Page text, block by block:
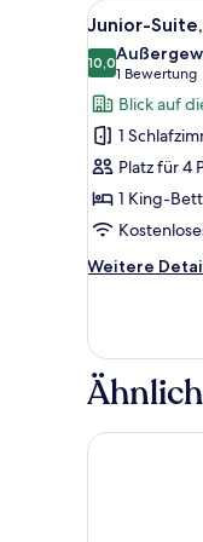
Alle
Fotos
für
Junior-
Suite,
1 King-
Bett
und
Schlafsofa,
Stadtblick
6
Junior-
10,010,0 von 10
1 Bewertung
(1
Blick auf
1
Platz für 4
1 King-
Weitere
Weitere
Suite,
1 King-
Bett
Schlafsofa,
Hotel Acta